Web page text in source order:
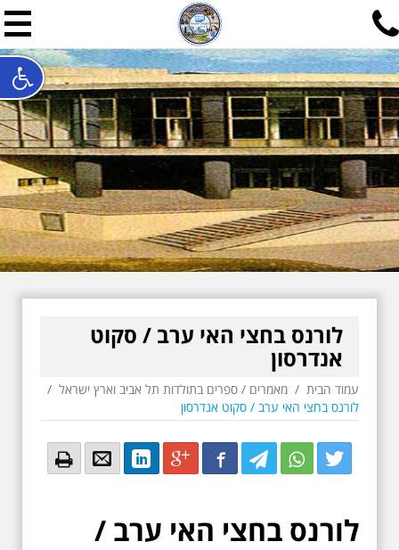
תל אביב שלי
תיור ישראלי בעריכת אילן
האתר המרכזי להיסטוריה של תל אביב ותולדות ארץ ישראל -
חייגו עכשיו: 052-7747748
שלחו פנייה:ilan@mytelaviv.co.il
English עברית צור קשר
לורנס בחצי האי ערב / סקוט
אנדרסון
עמוד הבית / מאמרים / ספרים בתולדות תל אביב וארץ ישראל /
לורנס בחצי האי ערב / סקוט אנדרסון
Twitter
Twitter
Twitter
Facebook
Google+
LinkedIn
Email
Email
לורנס בחצי האי ערב /